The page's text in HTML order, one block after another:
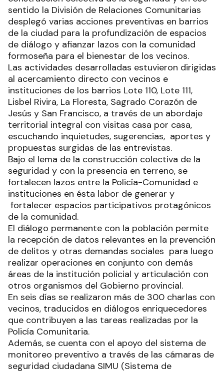
sentido la División de Relaciones Comunitarias
desplegó varias acciones preventivas en barrios
de la ciudad para la profundización de espacios
de diálogo y afianzar lazos con la comunidad
formoseña para el bienestar de los vecinos.
Las actividades desarrolladas estuvieron dirigidas
al acercamiento directo con vecinos e
instituciones de los barrios Lote 110, Lote 111,
Lisbel Rivira, La Floresta, Sagrado Corazón de
Jesús y San Francisco, a través de un abordaje
territorial integral con visitas casa por casa,
escuchando inquietudes, sugerencias, aportes y
propuestas surgidas de las entrevistas.
Bajo el lema de la construcción colectiva de la
seguridad y con la presencia en terreno, se
fortalecen lazos entre la Policía-Comunidad e
instituciones en ésta labor de generar y
fortalecer espacios participativos protagónicos
de la comunidad.
El diálogo permanente con la población permite
la recepción de datos relevantes en la prevención
de delitos y otras demandas sociales para luego
realizar operaciones en conjunto con demás
áreas de la institución policial y articulación con
otros organismos del Gobierno provincial.
En seis días se realizaron más de 300 charlas con
vecinos, traducidos en diálogos enriquecedores
que contribuyen a las tareas realizadas por la
Policía Comunitaria.
Además, se cuenta con el apoyo del sistema de
monitoreo preventivo a través de las cámaras de
seguridad ciudadana SIMU (Sistema de